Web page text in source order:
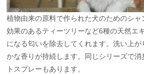
植物由来の原料で作られた犬のためのシ
効果のあるティーツリーなど6種の天然エ
になる匂いを除去してくれます。洗い上
かな香りが持続します。同じシリーズで
トスプレーもあります。